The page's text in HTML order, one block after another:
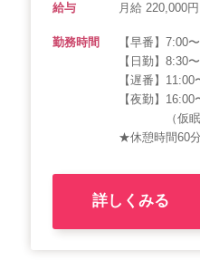
給与 月給 220,000
勤務時間
【早番】7:00
【日勤】8:30
【遅番】11:00
【夜勤】
（仮眠あ
★休憩時間60
詳しくみる